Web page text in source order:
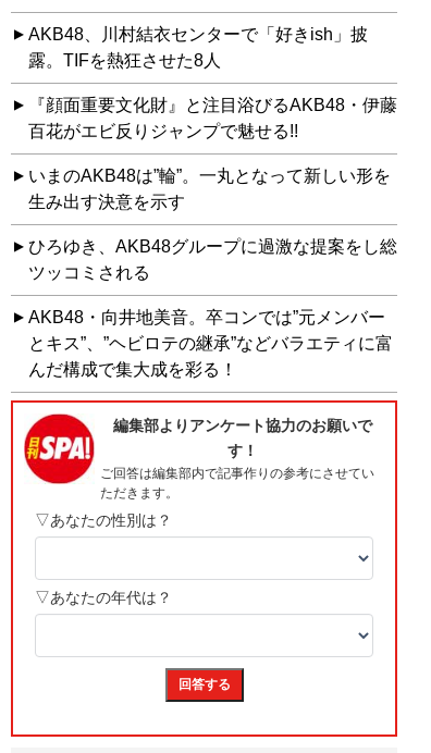
AKB48、川村結衣センターで「好きish」披
露。TIFを熱狂させた8人
『顔面重要文化財』と注目浴びるAKB48・伊藤
百花がエビ反りジャンプで魅せる!!
いまのAKB48は”輪”。一丸となって新しい形を
生み出す決意を示す
ひろゆき、AKB48グループに過激な提案をし総
ツッコミされる
AKB48・向井地美音。卒コンでは”元メンバー
とキス”、”ヘビロテの継承”などバラエティに富
んだ構成で集大成を彩る！